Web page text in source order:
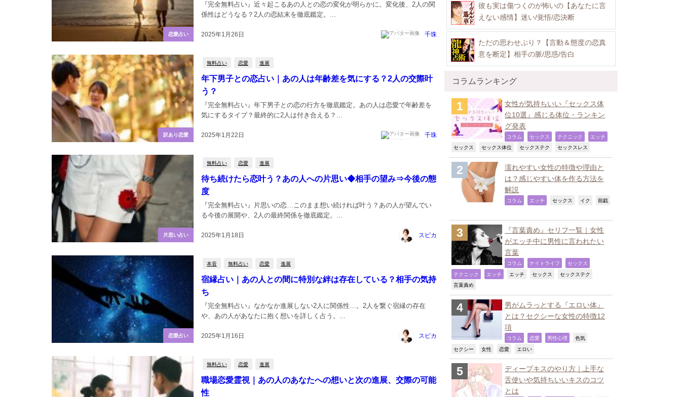
恋愛占い 2025年1月26日
『完全無料占い』近々起こるあの人との恋の変化が明らかに。変化後、2人の関
係性はどうなる？2人の恋結末を徹底鑑定。...
千珠
訳あり恋愛
無料占い 恋愛 進展
年下男子との恋占い｜あの人は年齢差を気にする？2人の交際叶
う？
2025年1月22日
『完全無料占い』年下男子との恋の行方を徹底鑑定。あの人は恋愛で年齢差を
気にするタイプ？最終的に2人は付き合える？...
千珠
片思い占い
無料占い 恋愛 進展
待ち続けたら恋叶う？あの人への片思い◆相手の望み⇒今後の態
度
2025年1月18日
『完全無料占い』片思いの恋…このまま想い続ければ叶う？あの人が望んでい
る今後の展開や、2人の最終関係を徹底鑑定。...
スピカ
恋愛占い
本音 無料占い 恋愛 進展
宿縁占い｜あの人との間に特別な絆は存在している？相手の気持
ち
2025年1月16日
『完全無料占い』なかなか進展しない2人に関係性…。2人を繋ぐ宿縁の存在
や、あの人があなたに抱く想いを詳しく占う。...
スピカ
無料占い 恋愛 進展
職場恋愛霊視｜あの人のあなたへの想いと次の進展、交際の可能
性
彼も実は傷つくのが怖いの【あなたに言
えない感情】迷い/覚悟/恋決断
ただの思わせぶり？【言動＆態度の恋真
意を断定】相手の脈/思惑/告白
コラムランキング
女性が気持ちいい『セックス体
位10選』感じる体位・ランキン
グ発表
コラム セックス テクニック エッチ
セックス セックス体位 セックステク セックスレス
濡れやすい女性の特徴や理由と
は？感じやすい体を作る方法を
解説
コラム エッチ セックス イク 前戯
『言葉責め』セリフ一覧｜女性
がエッチ中に男性に言われたい
言葉
コラム ナイトライフ セックス
テクニック エッチ エッチ セックス セックステク
言葉責め
男がムラっとする『エロい体』
とは？セクシーな女性の特徴12
項
コラム 恋愛 男性心理 色気
セクシー 女性 恋愛 エロい
ディープキスのやり方｜上手な
舌使いや気持ちいいキスのコツ
とは